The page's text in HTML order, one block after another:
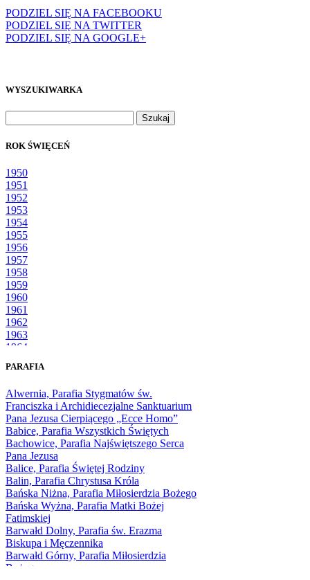
PODZIEL SIĘ NA FACEBOOKU
PODZIEL SIĘ NA TWITTER
PODZIEL SIĘ NA GOOGLE+
WYSZUKIWARKA
ROK ŚWIĘCEŃ
1950
1951
1952
1953
1954
1955
1956
1957
1958
1959
1960
1961
1962
1963
1964
1966
1968
1969
1970
1971
1972
1973
1974
1975
1976
1977
1978
1979
1980
1981
PARAFIA
Alwernia, Parafia Stygmatów św.
Franciszka i Archidiecezjalne Sanktuarium
Pana Jezusa Cierpiącego „Ecce Homo”
Babice, Parafia Wszystkich Świętych
Bachowice, Parafia Najświętszego Serca
Pana Jezusa
Balice, Parafia Świętej Rodziny
Balin, Parafia Chrystusa Króla
Bańska Niżna, Parafia Miłosierdzia Bożego
Bańska Wyżna, Parafia Matki Bożej
Fatimskiej
Barwałd Dolny, Parafia św. Erazma
Biskupa i Męczennika
Barwałd Górny, Parafia Miłosierdzia
Bożego